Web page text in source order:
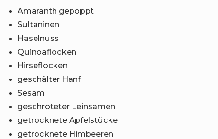
Amaranth gepoppt
Sultaninen
Haselnuss
Quinoaflocken
Hirseflocken
geschälter Hanf
Sesam
geschroteter Leinsamen
getrocknete Apfelstücke
getrocknete Himbeeren